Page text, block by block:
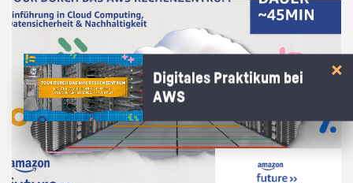
Digitales Praktikum bei
AWS